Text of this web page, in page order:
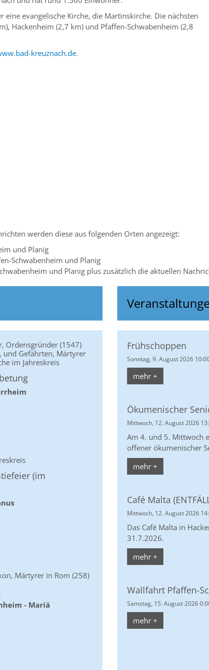
evangelische Kirche, die Martinskirche. Die nächsten
Hackenheim (2,7 km) und Pfaffen-Schwabenheim (2,8
kreuznach.de.
werden diese aus folgenden Orten angezeigt:
und Planig
Schwabenheim und Planig
und Planig plus zusätzlich die aktuellen
Ordensgründer (1547)
und Gefährten, Märtyrer
im Jahreskreis
(im
Märtyrer in Rom (258)
- Mariä
Frühschoppen
Sonntag, 9. August 2026
mehr +
Ökumenischer
Mittwoch, 12. August 2026
Am 4. und 5. Mittwoch
offener ökumenischer
mehr +
Café Malta
Mittwoch, 12. August 2026
Das Café Malta in
31.7.2026.
mehr +
Wallfahrt Pfaffen-
Samstag, 15. August 2026
mehr +